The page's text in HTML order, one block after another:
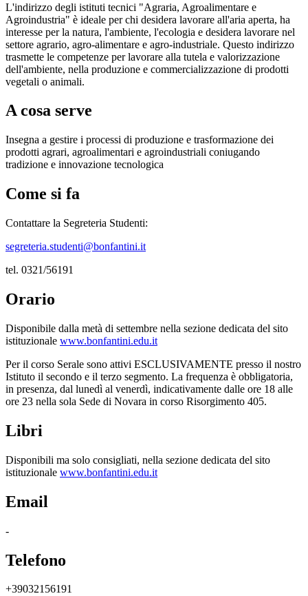
L'indirizzo degli istituti tecnici "Agraria, Agroalimentare e
Agroindustria" è ideale per chi desidera lavorare all'aria aperta, ha
interesse per la natura, l'ambiente, l'ecologia e desidera lavorare nel
settore agrario, agro-alimentare e agro-industriale. Questo indirizzo
trasmette le competenze per lavorare alla tutela e valorizzazione
dell'ambiente, nella produzione e commercializzazione di prodotti
vegetali o animali.
A cosa serve
Insegna a gestire i processi di produzione e trasformazione dei
prodotti agrari, agroalimentari e agroindustriali coniugando
tradizione e innovazione tecnologica
Come si fa
Contattare la Segreteria Studenti:
segreteria.studenti@bonfantini.it
tel. 0321/56191
Orario
Disponibile dalla metà di settembre nella sezione dedicata del sito
istituzionale www.bonfantini.edu.it
Per il corso Serale sono attivi ESCLUSIVAMENTE presso il nostro
Istituto il secondo e il terzo segmento. La frequenza è obbligatoria,
in presenza, dal lunedì al venerdì, indicativamente dalle ore 18 alle
ore 23 nella sola Sede di Novara in corso Risorgimento 405.
Libri
Disponibili ma solo consigliati, nella sezione dedicata del sito
istituzionale www.bonfantini.edu.it
Email
-
Telefono
+39032156191